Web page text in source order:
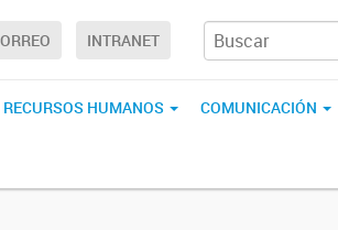
INTRANET
RECURSOS HUMANOS COMUNICACIÓN